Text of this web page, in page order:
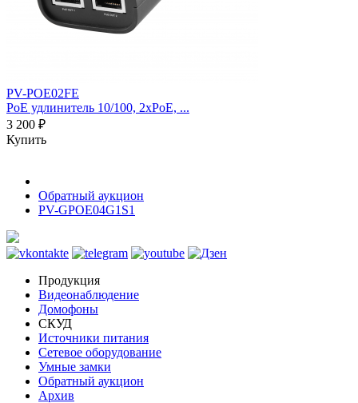
PV-POE02FE
PoE удлинитель 10/100, 2xPoE, ...
3 200 ₽
Купить
Обратный аукцион
PV-GPOE04G1S1
Продукция
Видеонаблюдение
Домофоны
СКУД
Источники питания
Сетевое оборудование
Умные замки
Обратный аукцион
Архив